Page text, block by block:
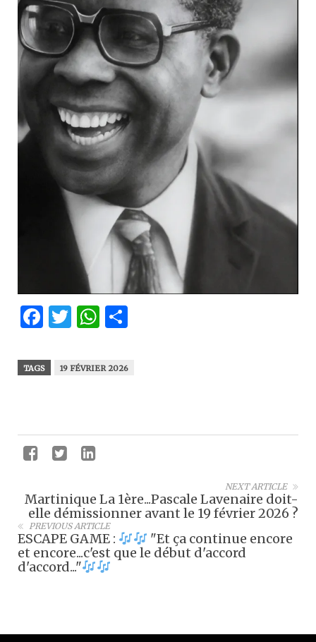
Facebook
Twitter
WhatsApp
TAGS 19 FÉVRIER 2026
NEXT ARTICLE
Martinique La 1ère...Pascale Lavenaire doit-
elle démissionner avant le 19 février 2026 ?
PREVIOUS ARTICLE
ESCAPE GAME :
"Et ça continue encore
et encore...c'est que le début d'accord
d'accord..."